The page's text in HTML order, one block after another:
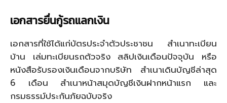
เอกสารยื่นกู้รถแลกเงิน
เอกสารที่ใช้ได้แก่บัตรประจำตัวประชาชน สำเนาทะเบียน
บ้าน เล่มทะเบียนรถตัวจริง สลิปเงินเดือนปัจจุบัน หรือ
หนังสือรับรองเงินเดือนจากบริษัท สำเนาเดินบัญชีล่าสุด
6 เดือน สำเนาหน้าสมุดบัญชีเงินฝากหน้าแรก และ
กรมธรรม์ประกันภัยฉบับจริง